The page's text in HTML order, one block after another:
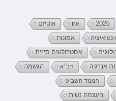
2026 אגו אוטיזם
אמונות
אסטרולוגיה סינית
אנרגיה דנ״א הגשמה
הממד השביעי
העצמה נשית